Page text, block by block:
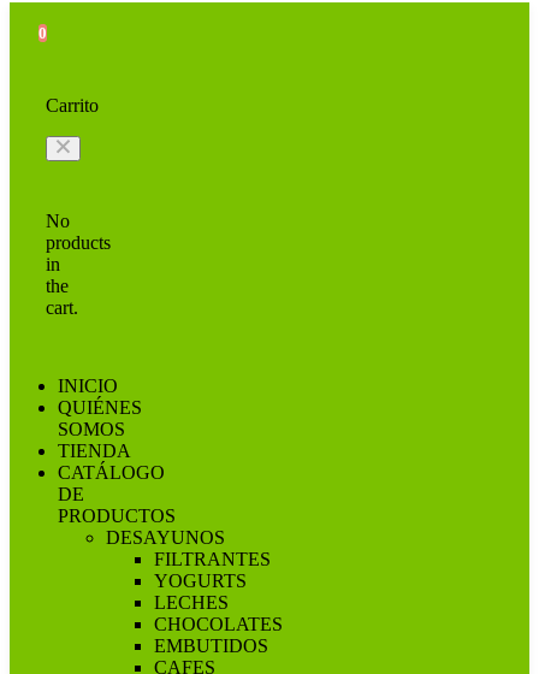
0
Carrito
No
products
in
the
cart.
INICIO
QUIÉNES
SOMOS
TIENDA
CATÁLOGO
DE
PRODUCTOS
DESAYUNOS
FILTRANTES
YOGURTS
LECHES
CHOCOLATES
EMBUTIDOS
CAFES